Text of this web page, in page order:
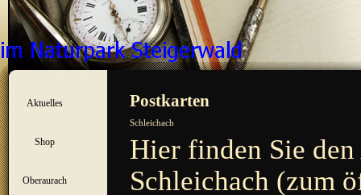
Menü überspringen
Aktuelles ▼
Shop ▼
Oberaurach ▼
Postkarten
Schleichach
Hier finden Sie
Schleichach (zum